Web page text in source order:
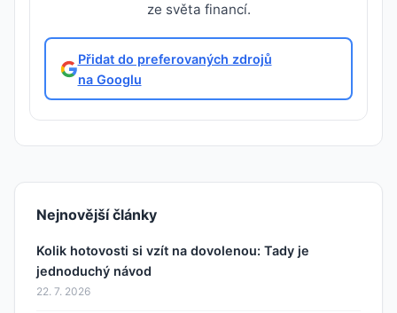
ze světa financí.
Přidat do preferovaných zdrojů
na Googlu
Nejnovější články
Kolik hotovosti si vzít na dovolenou: Tady je
jednoduchý návod
22. 7. 2026